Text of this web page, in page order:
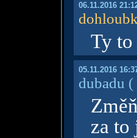
06.11.2016
Ty
05.11.2016
dubadu (
za to